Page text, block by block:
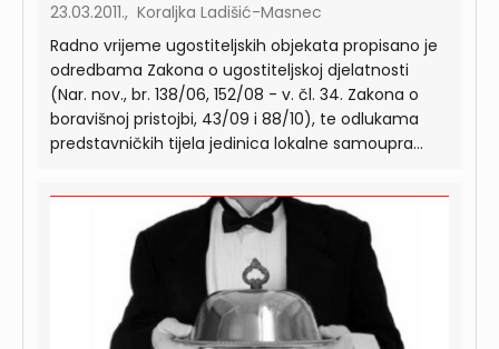
23.03.2011., Koraljka Ladišić-Masnec
Radno vrijeme ugostiteljskih objekata propisano je
odredbama Zakona o ugostiteljskoj djelatnosti
(Nar. nov., br. 138/06, 152/08 - v. čl. 34. Zakona o
boravišnoj pristojbi, 43/09 i 88/10), te odlukama
predstavničkih tijela jedinica lokalne samoupra...